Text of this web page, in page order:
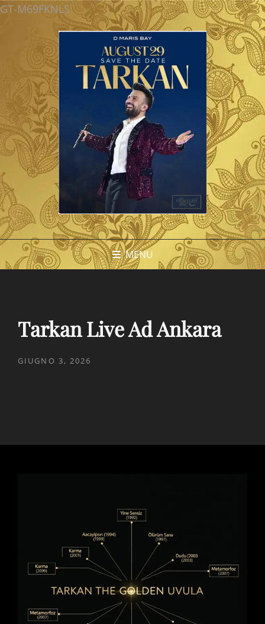
GT-M69FKNLS
MENU
Tarkan Live Ad Ankara
POSTED
GIUGNO 3, 2026